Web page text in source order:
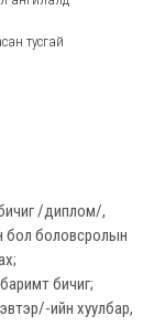
тусгай
/диплом/,
бол боловсролын
бичиг;
ийн хуулбар,